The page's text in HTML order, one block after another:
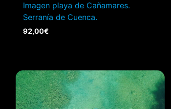
Imagen playa de Cañamares.
Serranía de Cuenca.
92,00€